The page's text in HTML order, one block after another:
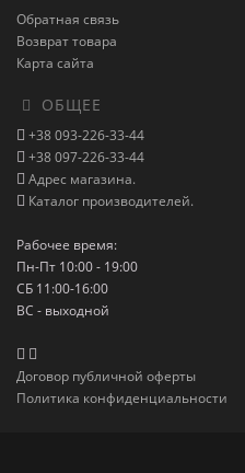
Обратная связь
Возврат товара
Карта сайта
ОБЩЕЕ
+38 093-226-33-44
+38 097-226-33-44
Адрес магазина.
Каталог производителей.
Рабочее время:
Пн-Пт 10:00 - 19:00
СБ 11:00-16:00
ВС - выходной
Договор публичной оферты
Политика конфиденциальности